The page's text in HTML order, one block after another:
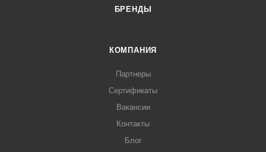
БРЕНДЫ
КОМПАНИЯ
Партнеры
Сертификаты
Вакансии
Контакты
Блог